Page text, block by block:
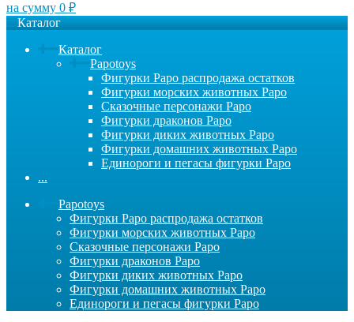
на сумму 0 ₽
Каталог
Каталог
Papotoys
Фигурки Papo распродажа остатков
Фигурки морских животных Papo
Сказочные персонажи Papo
Фигурки драконов Papo
Фигурки диких животных Papo
Фигурки домашних животных Papo
Единороги и пегасы фигурки Papo
...
Papotoys
Фигурки Papo распродажа остатков
Фигурки морских животных Papo
Сказочные персонажи Papo
Фигурки драконов Papo
Фигурки диких животных Papo
Фигурки домашних животных Papo
Единороги и пегасы фигурки Papo